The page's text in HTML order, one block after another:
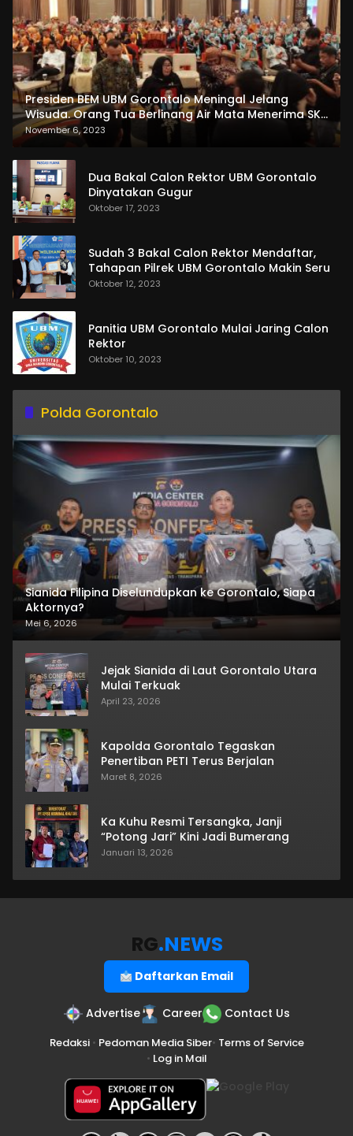
Presiden BEM UBM Gorontalo Meningal Jelang
Wisuda. Orang Tua Berlinang Air Mata Menerima SKL
dan Pemasangan Salempang
November 6, 2023
Dua Bakal Calon Rektor UBM Gorontalo
Dinyatakan Gugur
Oktober 17, 2023
Sudah 3 Bakal Calon Rektor Mendaftar,
Tahapan Pilrek UBM Gorontalo Makin Seru
Oktober 12, 2023
Panitia UBM Gorontalo Mulai Jaring Calon
Rektor
Oktober 10, 2023
Polda Gorontalo
Sianida Filipina Diselundupkan ke Gorontalo, Siapa
Aktornya?
Mei 6, 2026
Jejak Sianida di Laut Gorontalo Utara
Mulai Terkuak
April 23, 2026
Kapolda Gorontalo Tegaskan
Penertiban PETI Terus Berjalan
Maret 8, 2026
Ka Kuhu Resmi Tersangka, Janji
“Potong Jari” Kini Jadi Bumerang
Januari 13, 2026
RG.NEWS
Daftarkan Email
Advertise Career Contact Us
Redaksi• Pedoman Media Siber• Terms of Service
• Log in Mail